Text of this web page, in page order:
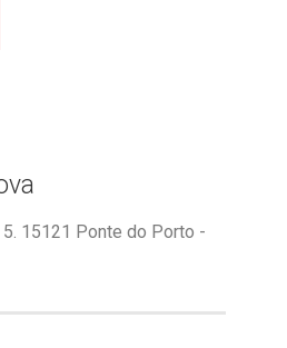
15121 Ponte do Porto -